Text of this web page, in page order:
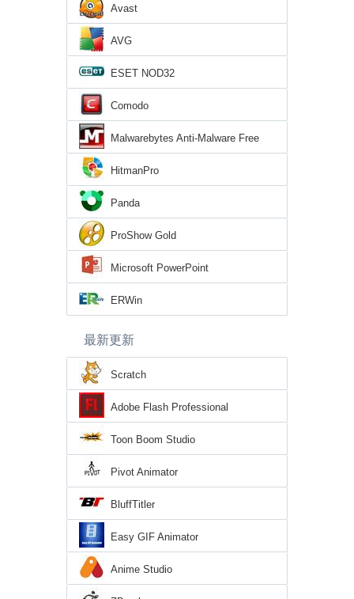
Avast
AVG
ESET NOD32
Comodo
Malwarebytes Anti-Malware Free
HitmanPro
Panda
ProShow Gold
Microsoft PowerPoint
ERWin
最新更新
Scratch
Adobe Flash Professional
Toon Boom Studio
Pivot Animator
BluffTitler
Easy GIF Animator
Anime Studio